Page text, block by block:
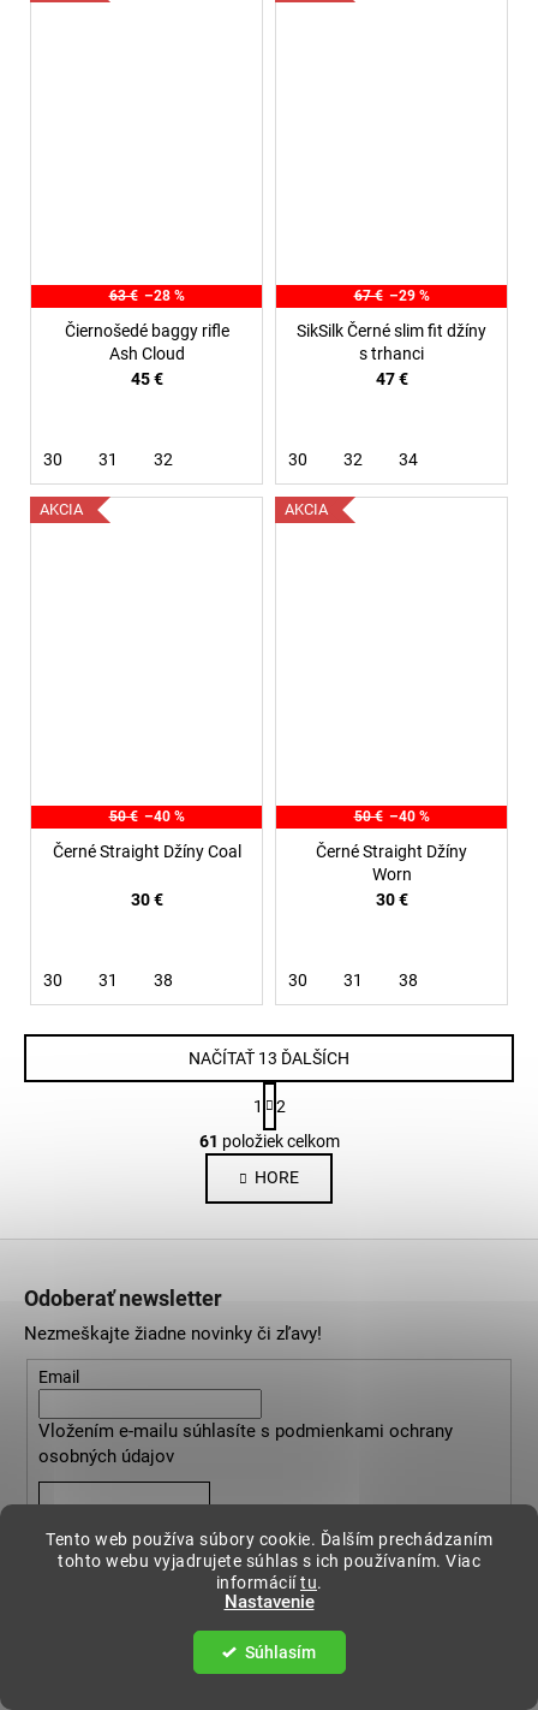
Tento web používa súbory cookie. Ďalším prechádzaním
tohto webu vyjadrujete súhlas s ich používaním. Viac
informáciítu.
Nastavenie
Súhlasím
63 € –28 %
Čiernošedé baggy rifle
Ash Cloud
45 €
30 31 32
67 € –29 %
SikSilk Černé slim fit džíny
s trhanci
47 €
30 32 34
AKCIA
50 € –40 %
Černé Straight Džíny Coal
30 €
30 31 38
AKCIA
50 € –40 %
Černé Straight Džíny
Worn
30 €
30 31 38
O
v
l
á
d
e
p
v
k
v
p
i
s
u
NAČÍTAŤ 13 ĎALŠÍCH
S
t
r
á
n
k
i
e
1
2
61 položiek celkom
HORE
Odoberať newsletter
Nezmeškajte žiadne novinky či zľavy!
Email
Vložením e-mailu súhlasíte s podmienkami ochrany
osobných údajov
Informácie pre vás